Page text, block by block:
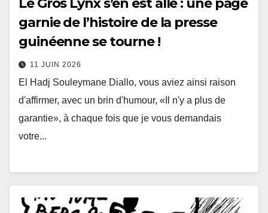
garnie de l’histoire de la presse
guinéenne se tourne !
11 JUIN 2026
El Hadj Souleymane Diallo, vous aviez ainsi raison
d'affirmer, avec un brin d'humour, «Il n'y a plus de
garantie», à chaque fois que je vous demandais
votre...